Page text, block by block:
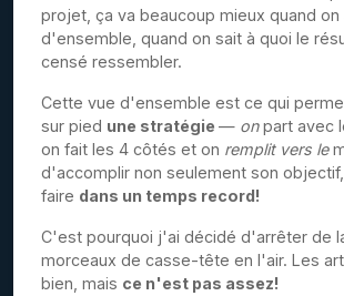
projet, ça va beaucoup mieux quand on
d'ensemble, quand on sait à quoi le
censé ressembler.
Cette vue d'ensemble est ce qui
sur pied une stratégie — onpart avec
on fait les 4 côtés et on remplit vers le
d'accomplir non seulement son
faire dans un temps record!
C'est pourquoi j'ai décidé d'arrêter de
morceaux de casse-tête en l'air. Les
bien, mais ce n'est pas assez!